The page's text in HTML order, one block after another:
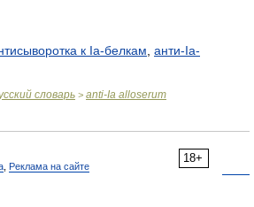
к Ia-белкам анти-Ia-
словарь > anti-Ia alloserum
18+
Реклама на сайте